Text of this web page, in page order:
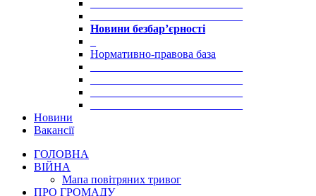
Новини безбар’єрності
Нормативно-правова база
Новини
Вакансії
ГОЛОВНА
ВІЙНА
Мапа повітряних тривог
ПРО ГРОМАДУ